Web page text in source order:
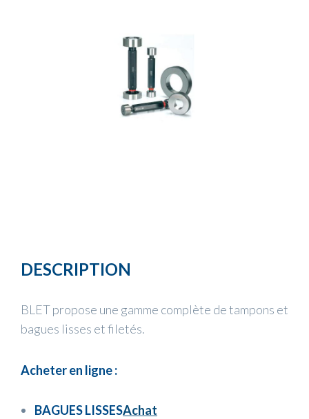
DESCRIPTION
BLET propose une gamme complète de tampons et
bagues lisses et filetés.
Acheter en ligne :
BAGUES LISSESAchat